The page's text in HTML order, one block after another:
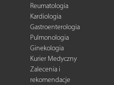
Reumatologia
Kardiologia
Gastroenterologia
Pulmonologia
Ginekologia
Kurier Medyczny
Zalecenia i
rekomendacje